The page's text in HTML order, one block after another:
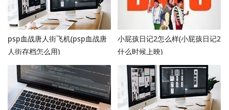
psp血战唐人街飞机(psp血战唐
人街存档怎么用)
小屁孩日记2怎么样(小屁孩日记2
什么时候上映)